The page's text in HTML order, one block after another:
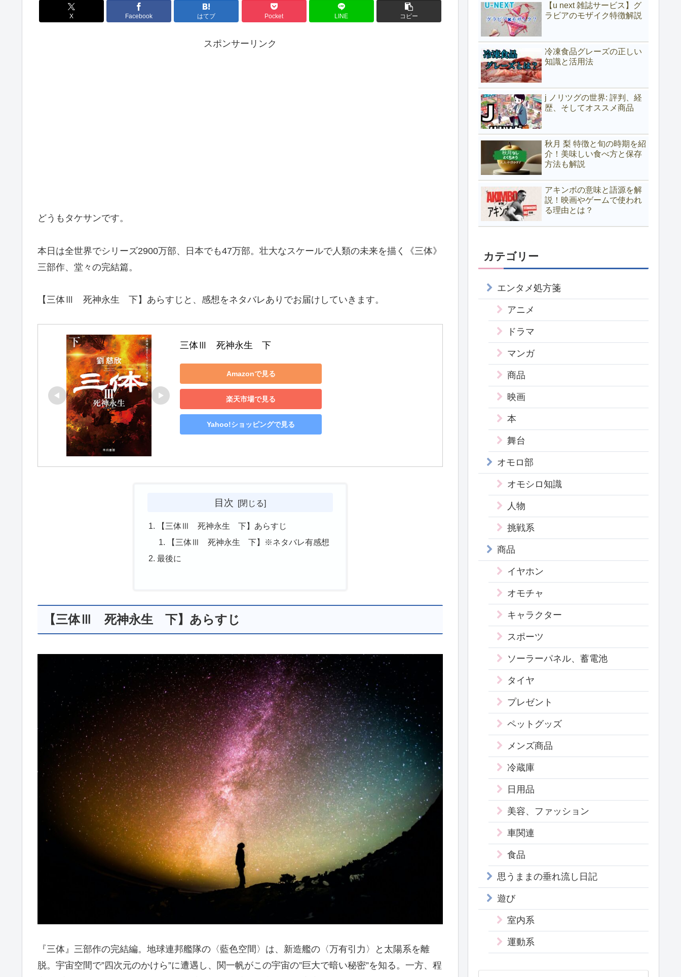
X Facebook はてブ Pocket LINE コピー
スポンサーリンク
どうもタケサンです。
本日は全世界でシリーズ2900万部、日本でも47万部。壮大なスケールで人類の未来を描く《三体》
三部作、堂々の完結篇。
【三体Ⅲ 死神永生 下】あらすじと、感想をネタバレありでお届けしていきます。
三体Ⅲ　死神永生　下
Amazonで見る
楽天市場で見る
Yahoo!ショッピングで見る
目次
【三体Ⅲ 死神永生 下】あらすじ
【三体Ⅲ 死神永生 下】※ネタバレ有感想
最後に
【三体Ⅲ 死神永生 下】あらすじ
『三体』三部作の完結編。地球連邦艦隊の〈藍色空間〉は、新造艦の〈万有引力〉と太陽系を離
脱。宇宙空間で”四次元のかけら”に遭遇し、関一帆がこの宇宙の”巨大で暗い秘密”を知る。一方、程
【u next 雑誌サービス】グ
ラビアのモザイク特徴解説
冷凍食品グレーズの正しい
知識と活用法
j ノリツグの世界: 評判、経
歴、そしてオススメ商品
秋月 梨 特徴と旬の時期を紹
介！美味しい食べ方と保存
方法も解説
アキンボの意味と語源を解
説！映画やゲームで使われ
る理由とは？
カテゴリー
エンタメ処方箋
アニメ
ドラマ
マンガ
商品
映画
本
舞台
オモロ部
オモシロ知識
人物
挑戦系
商品
イヤホン
オモチャ
キャラクター
スポーツ
ソーラーパネル、蓄電池
タイヤ
プレゼント
ペットグッズ
メンズ商品
冷蔵庫
日用品
美容、ファッション
車関連
食品
思うままの垂れ流し日記
遊び
室内系
運動系